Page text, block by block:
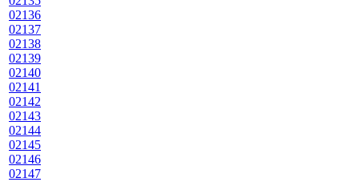
02136
02137
02138
02139
02140
02141
02142
02143
02144
02145
02146
02147